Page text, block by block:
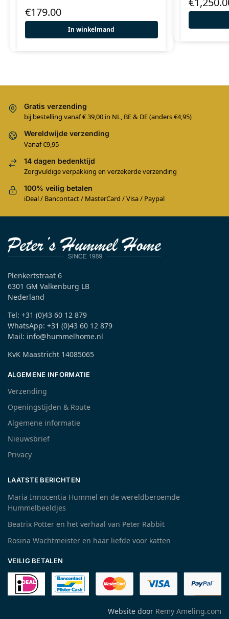
€179.00
In winkelmand
Gratis verzending
bij bestelling vanaf € 39,00 in NL, BE & DE (anders €4,95)
Wereldwijde verzending
Vanaf €9,95
14 dagen bedenktijd
Zorgvuldige verpakking en verzekerde verzending
100% veilig betalen
iDeal / Bancontact / MasterCard / Visa / Paypal
Plenkertstraat 6
6301 GM Valkenburg LB
Nederland
Tel: +31 (0)43 60 12 879
WhatsApp: +31 (0)43 60 12 879
Mail: info@hummelhome.nl
KvK Maastricht 14085065
ALGEMENE INFORMATIE
Verzending
Openingstijden & Route
Algemene informatie
Nieuwsbrief
Privacy
LAATSTE BERICHTEN
Maria Innocentia Hummel en de wereldberoemde
Hummelbeeldjes
Beatrix Potter en het verhaal van Peter Rabbit
Rosina Wachtmeister en haar liefde voor katten
VEILIG BETALEN
Website door Remy Ameling.com